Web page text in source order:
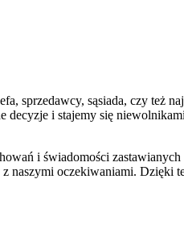
sprzedawcy, sąsiada, czy też
decyzje i stajemy się
i świadomości
naszymi oczekiwaniami.